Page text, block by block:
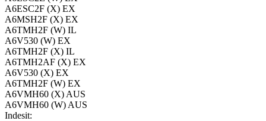
A6ESC2F (X) EX
A6MSH2F (X) EX
A6TMH2F (W) IL
A6V530 (W) EX
A6TMH2F (X) IL
A6TMH2AF (X) EX
A6V530 (X) EX
A6TMH2F (W) EX
A6VMH60 (X) AUS
A6VMH60 (W) AUS
Indesit: